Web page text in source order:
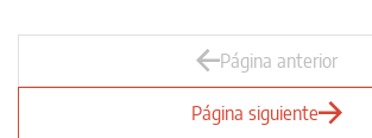
Página anterior
Página siguiente